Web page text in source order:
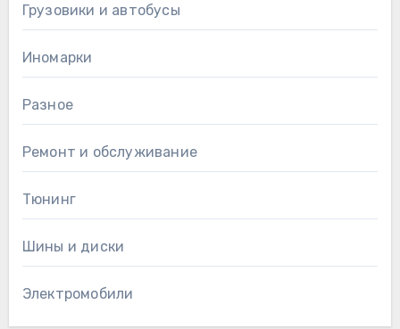
Грузовики и автобусы
Иномарки
Разное
Ремонт и обслуживание
Тюнинг
Шины и диски
Электромобили